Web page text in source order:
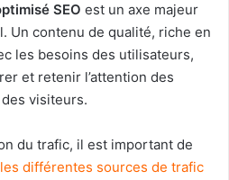
SEO est un axe majeur
Un contenu de qualité, riche en
les besoins des utilisateurs,
et retenir l’attention des
visiteurs.
du trafic, il est important de
les différentes sources de trafic